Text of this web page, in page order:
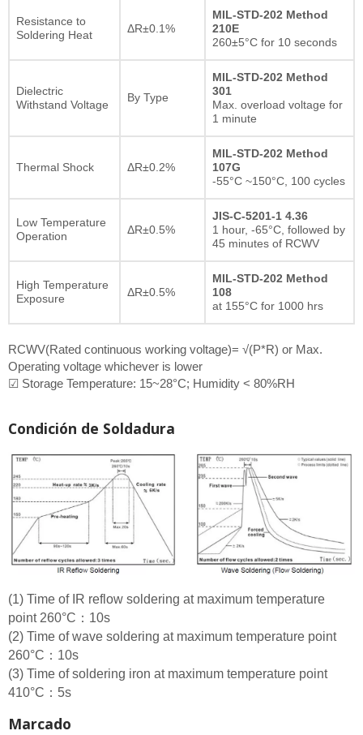
Resistance to
Soldering Heat
ΔR±0.1%
MIL-STD-202 Method
210E
260±5°C for 10 seconds
Dielectric
Withstand Voltage
By Type
MIL-STD-202 Method
301
Max. overload voltage for
1 minute
Thermal Shock ΔR±0.2%
MIL-STD-202 Method
107G
-55°C ~150°C, 100 cycles
Low Temperature
Operation
ΔR±0.5%
JIS-C-5201-1 4.36
1 hour, -65°C, followed by
45 minutes of RCWV
High Temperature
Exposure
ΔR±0.5%
MIL-STD-202 Method
108
at 155°C for 1000 hrs
RCWV(Rated continuous working voltage)= √(P*R) or Max.
Operating voltage whichever is lower
☑ Storage Temperature: 15~28°C; Humidity < 80%RH
Condición de Soldadura
(1) Time of IR reflow soldering at maximum temperature
point 260°C：10s
(2) Time of wave soldering at maximum temperature point
260°C：10s
(3) Time of soldering iron at maximum temperature point
410°C：5s
Marcado